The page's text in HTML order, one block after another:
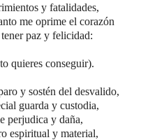
y fatalidades,
me oprime el corazón
paz y felicidad:
quieres conseguir).
y sostén del desvalido,
guarda y custodia,
perjudica y daña,
espiritual y material,